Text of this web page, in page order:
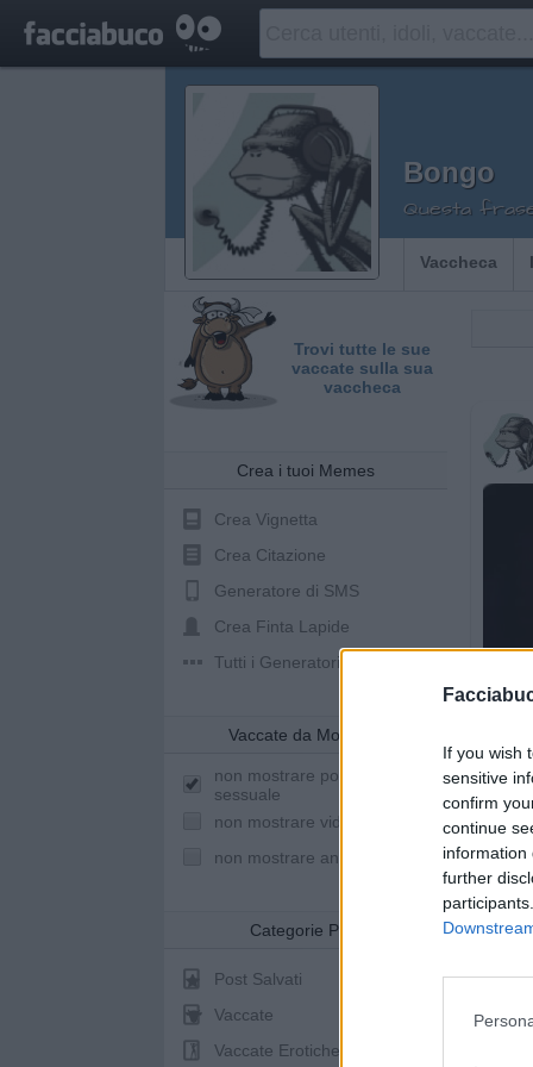
If you wish
sensitive
confirm
continue
information
further
Bongo
Questa
Vaccheca
Trovi tutte le sue
vaccate sulla sua
vaccheca
Crea i tuoi Memes
Crea Vignetta
Crea Citazione
Generatore di SMS
Crea Finta Lapide
Tutti i Generatori
Vaccate da Mostrare
non mostrare post a sfondo
sessuale
non mostrare video youtube
non mostrare animazioni
Categorie Post
Post Salvati
Vaccate
Vaccate Erotiche